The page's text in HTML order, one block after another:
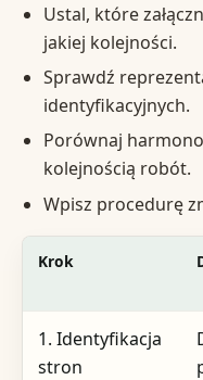
Ustal, które
jakiej kolejności.
Sprawdź
identyfikacyjnych.
Porównaj
kolejnością robót.
Wpisz procedurę
Krok
1. Identyfikacja
stron